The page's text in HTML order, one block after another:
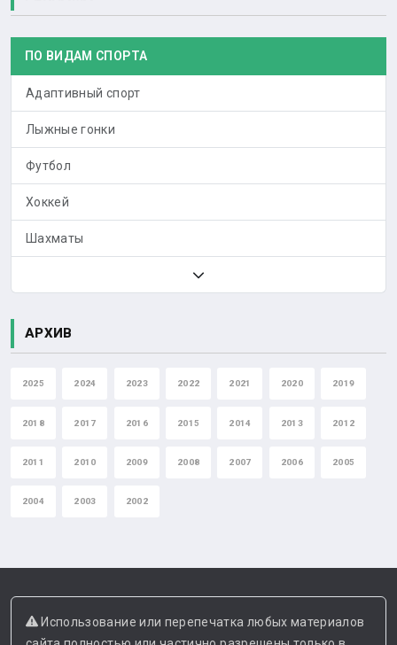
ПО ВИДАМ СПОРТА
Адаптивный спорт
Лыжные гонки
Футбол
Хоккей
Шахматы
АРХИВ
2025 2024 2023 2022 2021 2020 2019
2018 2017 2016 2015 2014 2013 2012
2011 2010 2009 2008 2007 2006 2005
2004 2003 2002
Использование или перепечатка любых материалов